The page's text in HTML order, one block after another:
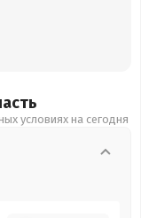
условиях на сегодня